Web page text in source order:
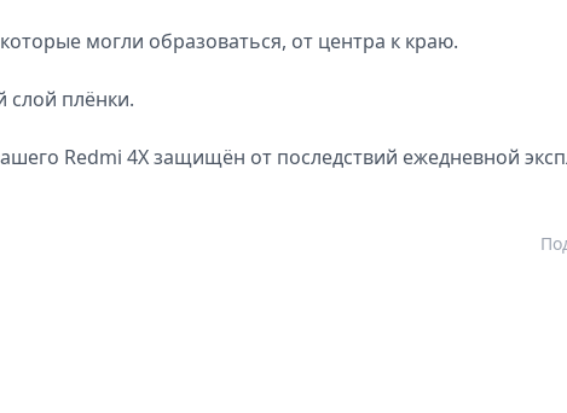
могли образоваться, от центра к краю.
слой плёнки.
Redmi 4X защищён от последствий ежедневной